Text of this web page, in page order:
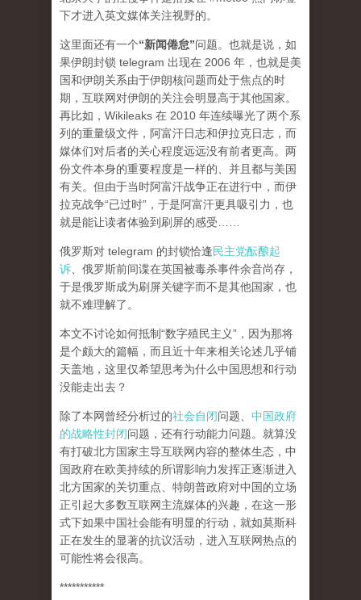
下才进入英文媒体关注视野的。
这里面还有一个“新闻倦怠”问题。也就是说，如
果伊朗封锁 telegram 出现在 2006 年，也就是美
国和伊朗关系由于伊朗核问题而处于焦点的时
期，互联网对伊朗的关注会明显高于其他国家。
再比如，Wikileaks 在 2010 年连续曝光了两个系
列的重量级文件，阿富汗日志和伊拉克日志，而
媒体们对后者的关心程度远远没有前者更高。两
份文件本身的重要程度是一样的、并且都与美国
有关。但由于当时阿富汗战争正在进行中，而伊
拉克战争“已过时”，于是阿富汗更具吸引力，也
就是能让读者体验到刷屏的感受……
俄罗斯对 telegram 的封锁恰逢民主党酝酿起
诉 、俄罗斯前间谍在英国被毒杀事件余音尚存，
于是俄罗斯成为刷屏关键字而不是其他国家，也
就不难理解了。
本文不讨论如何抵制“数字殖民主义”，因为那将
是个颇大的篇幅，而且近十年来相关论述几乎铺
天盖地，这里仅希望思考为什么中国思想和行动
没能走出去？
除了本网曾经分析过的社会自闭问题、 中国政府
的战略性封闭问题，还有行动能力问题。就算没
有打破北方国家主导互联网内容的整体生态，中
国政府在欧美持续的所谓影响力发挥正逐渐进入
北方国家的关切重点、特朗普政府对中国的立场
正引起大多数互联网主流媒体的兴趣，在这一形
式下如果中国社会能有明显的行动，就如莫斯科
正在发生的显著的抗议活动，进入互联网热点的
可能性将会很高。
***********